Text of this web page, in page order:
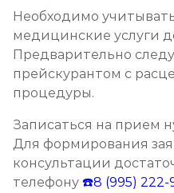
Необходимо
медицинские услуги
Предварительно
прейскурантом с
процедуры.
Записаться на прием
Для формирования
консультации
телефону ☎️8 (995) 222-